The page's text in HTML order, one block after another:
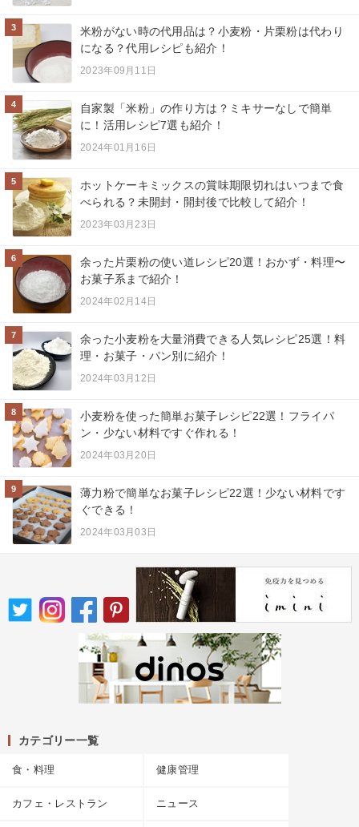
3
米粉がない時の代用品は？小麦粉・片栗粉は代わり
になる？代用レシピも紹介！
2023年09月11日
4
自家製「米粉」の作り方は？ミキサーなしで簡単
に！活用レシピ7選も紹介！
2024年01月16日
5
ホットケーキミックスの賞味期限切れはいつまで食
べられる？未開封・開封後で比較して紹介！
2023年03月23日
6
余った片栗粉の使い道レシピ20選！おかず・料理〜
お菓子系まで紹介！
2024年02月14日
7
余った小麦粉を大量消費できる人気レシピ25選！料
理・お菓子・パン別に紹介！
2024年03月12日
8
小麦粉を使った簡単お菓子レシピ22選！フライパ
ン・少ない材料ですぐ作れる！
2024年03月20日
9
薄力粉で簡単なお菓子レシピ22選！少ない材料です
ぐできる！
2024年03月03日
カテゴリー一覧
食・料理 健康管理
カフェ・レストラン ニュース